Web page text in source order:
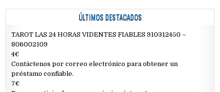
ÚLTIMOS DESTACADOS
TAROT LAS 24 HORAS VIDENTES FIABLES 910312450 –
806002109
4€
Contáctenos por correo electrónico para obtener un
préstamo confiable.
7€